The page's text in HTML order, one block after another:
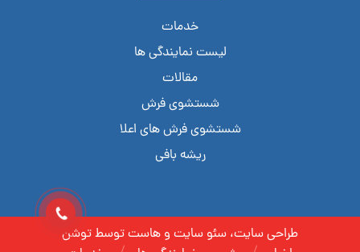
خدمات
لیست نمایندگی ها
مقالات
شستشوی فرش
شستشوی فرش های اعلا
ریشه بافی
طراحی سایت، سئو سایت و هاست توسط توشن